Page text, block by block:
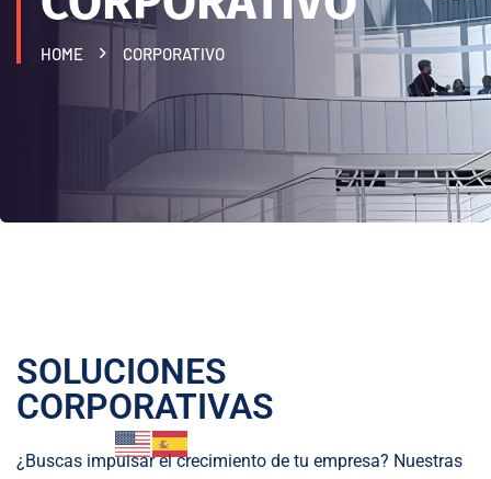
HOME CORPORATIVO
SOLUCIONES
CORPORATIVAS
¿Buscas impulsar el crecimiento de tu empresa? Nuestras